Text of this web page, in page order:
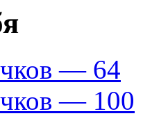
— 64
— 100